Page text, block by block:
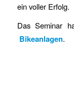
ein voller Erfolg.
Das Seminar
Bikeanlagen.